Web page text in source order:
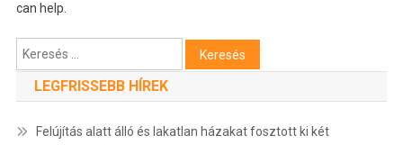
can help.
Keresés:
LEGFRISSEBB HÍREK
Felújítás alatt álló és lakatlan házakat fosztott ki két